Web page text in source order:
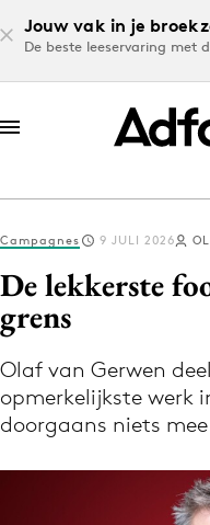
Jouw vak in je
De beste leeservaring met
Log in
Volg het laatste
Campagnes 9 JULI 2026
De lekkerste
grens
Olaf van Gerwen
opmerkelijkste werk
doorgaans niets